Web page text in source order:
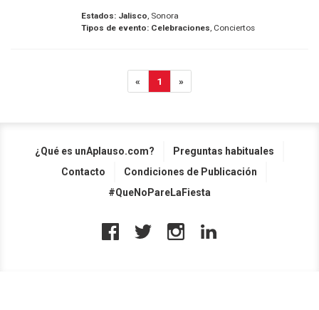
Estados: Jalisco, Sonora
Tipos de evento: Celebraciones, Conciertos
« 1 »
¿Qué es unAplauso.com?
Preguntas habituales
Contacto
Condiciones de Publicación
#QueNoPareLaFiesta